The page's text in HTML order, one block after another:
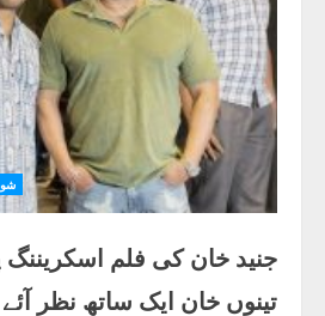
جنید خان کی فلم اسکریننگ
تینوں خان ایک ساتھ نظر آئے